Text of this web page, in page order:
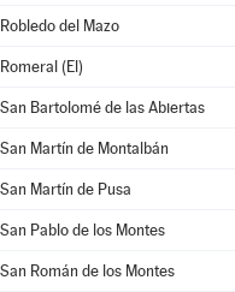
Robledo del Mazo
Romeral (El)
San Bartolomé de las Abiertas
San Martín de Montalbán
San Martín de Pusa
San Pablo de los Montes
San Román de los Montes